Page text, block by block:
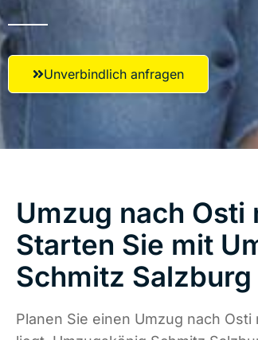
Unverbindlich anfragen
Umzug nach Osti
Starten Sie mit
Schmitz Salzburg
Planen Sie einen Umzug nach